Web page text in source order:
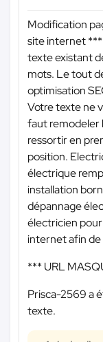
Modification
site internet
texte existant
mots. Le tout
optimisation
Votre texte ne
faut remodeler
ressortir en
position.
électrique
installation
dépannage
électricien
internet afin
*** URL
Prisca-2569 a
texte.